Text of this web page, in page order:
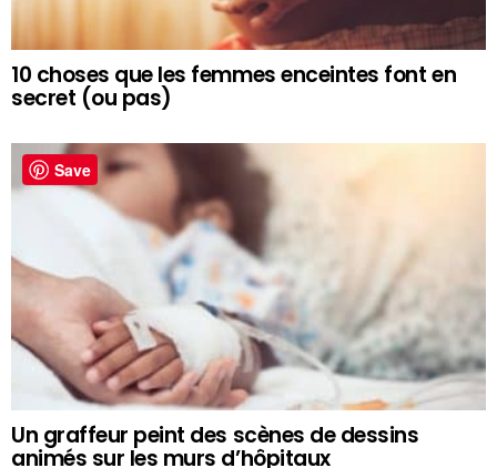
10 choses que les femmes enceintes font en
secret (ou pas)
Un graffeur peint des scènes de dessins
animés sur les murs d’hôpitaux
Save